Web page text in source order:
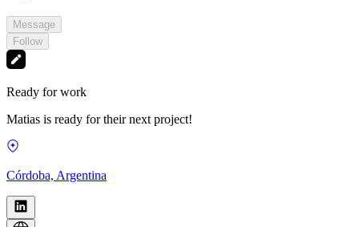
Message
Follow
Ready for work
Matias is ready for their next project!
Córdoba, Argentina